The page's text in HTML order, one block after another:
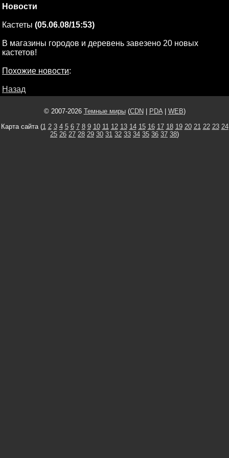
Новости
Кастеты (05.06.08/15:53)
В магазины городов и деревень завезено 20 новых
кастетов!
Похожие новости:
Назад
© 2007-2026 Темные миры(CDN PDA| WEB)
Карта сайта (1 2 3 4 5 6 7 8 9 10 11 12 13 14 15 16 17 18 19 20 21 22 23 24
25 26 27 28 29 30 31 32 33 34 35 36 37 38)